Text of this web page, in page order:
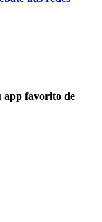
app favorito de